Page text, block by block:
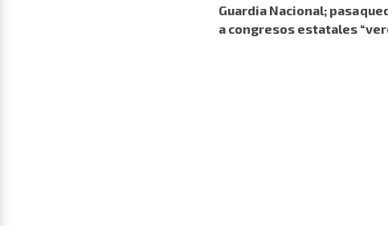
Guardia Nacional; pasa
a congresos estatales